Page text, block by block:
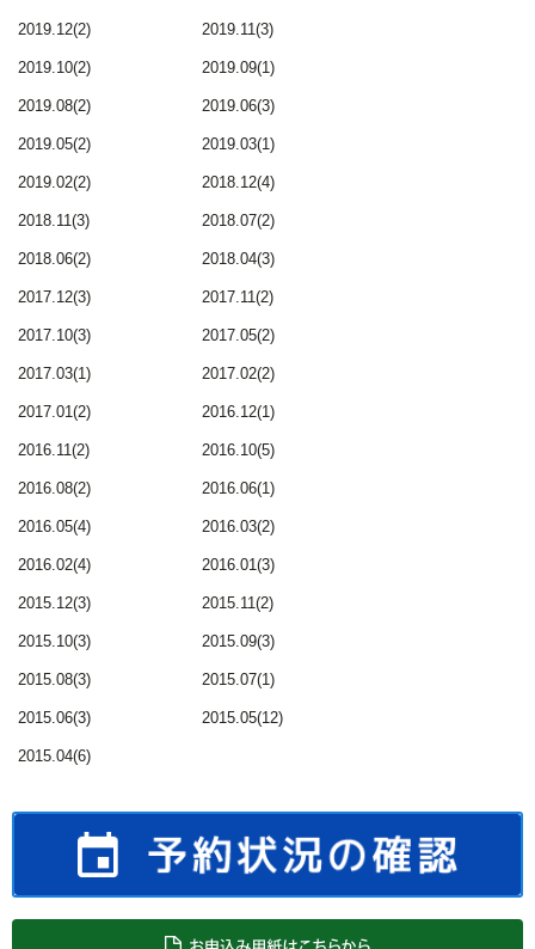
2019.12(2) 2019.11(3)
2019.10(2) 2019.09(1)
2019.08(2) 2019.06(3)
2019.05(2) 2019.03(1)
2019.02(2) 2018.12(4)
2018.11(3) 2018.07(2)
2018.06(2) 2018.04(3)
2017.12(3) 2017.11(2)
2017.10(3) 2017.05(2)
2017.03(1) 2017.02(2)
2017.01(2) 2016.12(1)
2016.11(2) 2016.10(5)
2016.08(2) 2016.06(1)
2016.05(4) 2016.03(2)
2016.02(4) 2016.01(3)
2015.12(3) 2015.11(2)
2015.10(3) 2015.09(3)
2015.08(3) 2015.07(1)
2015.06(3) 2015.05(12)
2015.04(6)